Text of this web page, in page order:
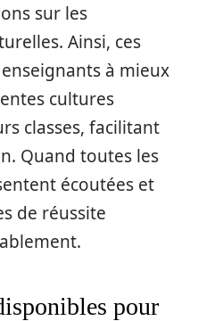
sur les
Ainsi, ces
à mieux
cultures
classes, facilitant
Quand toutes les
écoutées et
de réussite
pour